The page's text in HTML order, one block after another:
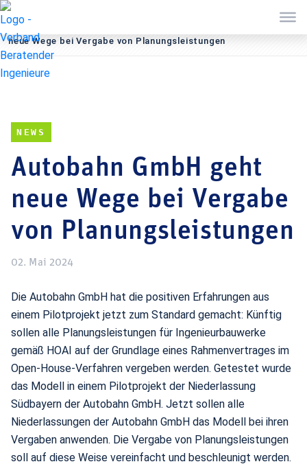
Sie befinden sich hier:
Startseite
neue Wege bei Vergabe von Planungsleistungen
NEWS
Autobahn GmbH geht
neue Wege bei Vergabe
von Planungsleistungen
02. Mai 2024
Die Autobahn GmbH hat die positiven Erfahrungen aus
einem Pilotprojekt jetzt zum Standard gemacht: Künftig
sollen alle Planungsleistungen für Ingenieurbauwerke
gemäß HOAI auf der Grundlage eines Rahmenvertrages im
Open-House-Verfahren vergeben werden. Getestet wurde
das Modell in einem Pilotprojekt der Niederlassung
Südbayern der Autobahn GmbH. Jetzt sollen alle
Niederlassungen der Autobahn GmbH das Modell bei ihren
Vergaben anwenden. Die Vergabe von Planungsleistungen
soll auf diese Weise vereinfacht und beschleunigt werden.